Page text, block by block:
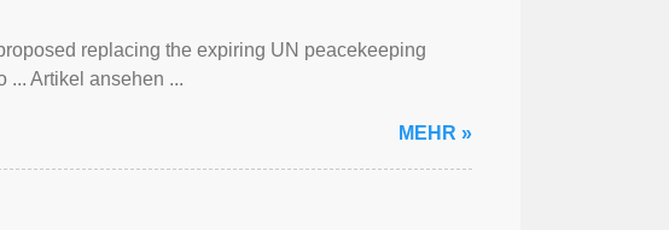
replacing the expiring UN peacekeeping
... Artikel ansehen ...
MEHR »